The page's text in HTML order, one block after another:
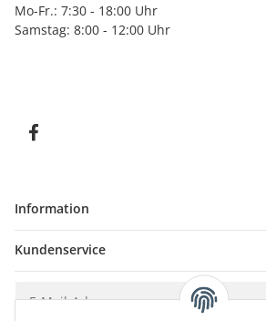
Mo-Fr.: 7:30 - 18:00 Uhr
Samstag: 8:00 - 12:00 Uhr
Information
Kundenservice